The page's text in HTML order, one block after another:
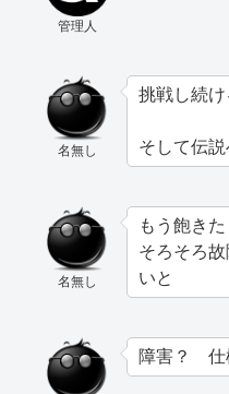
管理人
名無し
挑戦し続け
そして伝説
名無し
もう飽きた
そろそろ
いと
障害？ 仕